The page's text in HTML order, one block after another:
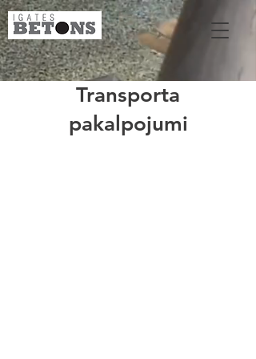
Transporta
pakalpojumi